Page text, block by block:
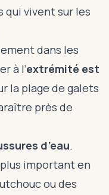
qui vivent sur les
dans les
à l’extrémité est
la plage de galets
près de
d’eau.
plus important en
ou des